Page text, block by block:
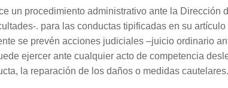
un procedimiento administrativo ante la Dirección
. para las conductas tipificadas en su
se prevén acciones judiciales –juicio ordinario
ejercer ante cualquier acto de competencia
la reparación de los daños o medidas cautelares.